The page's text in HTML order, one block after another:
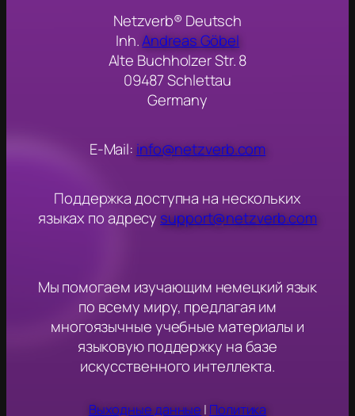
Netzverb® Deutsch
Inh.Andreas Göbel
Alte Buchholzer Str. 8
09487 Schlettau
Germany
E-Mail: info@netzverb.com
Поддержка доступна на нескольких
языках по адресу support@netzverb.com
Мы помогаем изучающим немецкий язык
по всему миру, предлагая им
многоязычные учебные материалы и
языковую поддержку на базе
искусственного интеллекта.
Выходные данные | Политика